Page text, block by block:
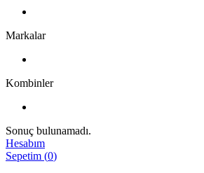
Markalar
Kombinler
Sonuç bulunamadı.
Hesabım
Sepetim (0)